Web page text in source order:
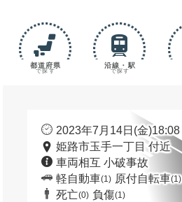
都道府県
で探す
沿線・駅
で探す
2023年7月14日(金)18:08
姫路市玉手一丁目 付近
車両相互 小破事故
軽自動車(1) 原付自転車(1)
死亡(0) 負傷(1)